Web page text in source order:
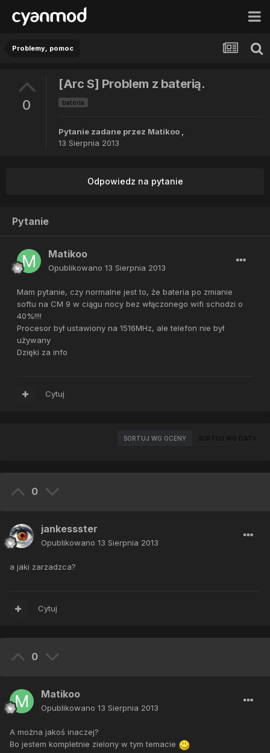
Problemy, pomoc
0
[Arc S] Problem z baterią.
bateria
Pytanie zadane przez Matikoo ,
13 Sierpnia 2013
Odpowiedz na pytanie
Pytanie
Matikoo
Opublikowano 13 Sierpnia 2013
Mam pytanie, czy normalne jest to, że bateria po zmianie
softu na CM 9 w ciągu nocy bez włączonego wifi schodzi o
40%!!!!
Procesor był ustawiony na 1516MHz, ale telefon nie był
używany
Dzięki za info
Cytuj
SORTUJ WG OCENY SORTUJ WG DATY
0
jankessster
Opublikowano 13 Sierpnia 2013
a jaki zarzadzca?
Cytuj
0
Matikoo
Opublikowano 13 Sierpnia 2013
A można jakoś inaczej?
Bo jestem kompletnie zielony w tym temacie